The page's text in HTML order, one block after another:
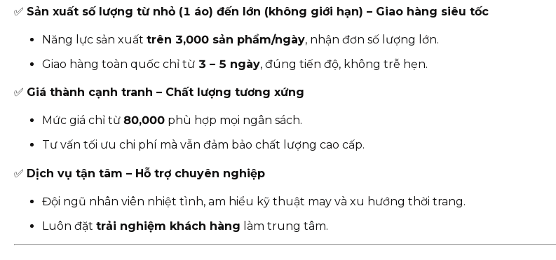
✅ Sản xuất số lượng từ nhỏ (1 áo) đến lớn (không giới hạn) – Giao hàng siêu tốc
Năng lực sản xuất trên 3,000 sản phẩm/ngày, nhận đơn số lượng lớn.
Giao hàng toàn quốc chỉ từ 3 – 5 ngày, đúng tiến độ, không trễ hẹn.
✅ Giá thành cạnh tranh – Chất lượng tương xứng
Mức giá chỉ từ 80,000 phù hợp mọi ngân sách.
Tư vấn tối ưu chi phí mà vẫn đảm bảo chất lượng cao cấp.
✅ Dịch vụ tận tâm – Hỗ trợ chuyên nghiệp
Đội ngũ nhân viên nhiệt tình, am hiểu kỹ thuật may và xu hướng thời trang.
Luôn đặt trải nghiệm khách hàng làm trung tâm.